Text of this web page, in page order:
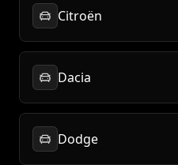
Citroën
Dacia
Dodge